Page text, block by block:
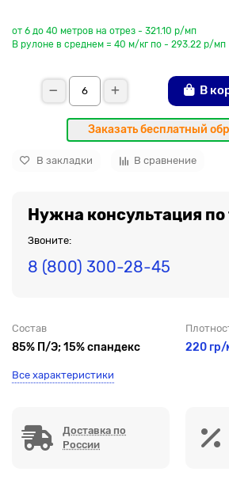
от 6 до 40 метров на отрез - 321.10 р/мп
В рулоне в среднем = 40 м/кг по - 293.22 р/мп
В
Заказать бесплатный
В закладки В сравнение
Нужна консультация по
Звоните:
8 (800) 300-28-45
Состав
85% П/Э; 15% спандекс 220 гр/
Все характеристики
Доставка по
России